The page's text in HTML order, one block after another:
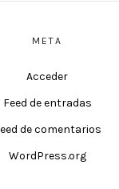
META
Acceder
Feed de entradas
de comentarios
WordPress.org